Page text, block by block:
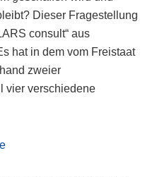
Dieser Fragestellung
consult“ aus
hat in dem vom Freistaat
zweier
vier verschiedene